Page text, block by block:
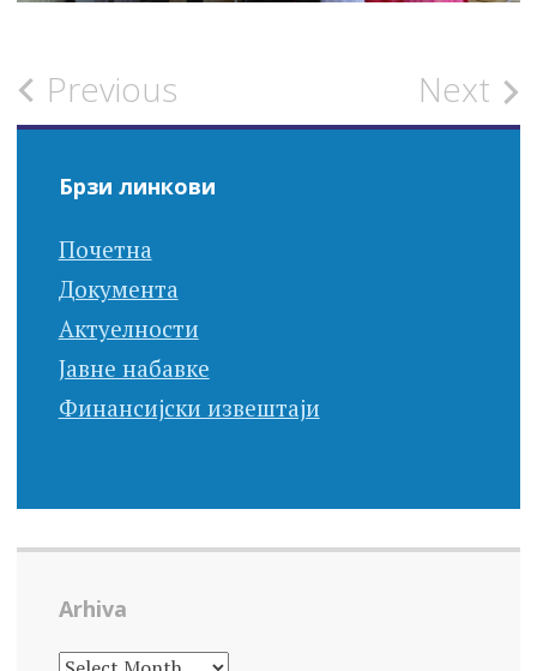
Post
navigation
Previous Next
Брзи линкови
Почетна
Документа
Актуелности
Јавне набавке
Финансијски извештаји
Arhiva
ARHIVA